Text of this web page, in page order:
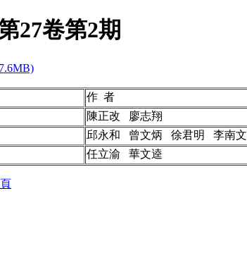
27卷第2期
作 者
陳正改 廖志翔
邱永和 曾文炳 徐君明 李南文
任立渝 華文逵